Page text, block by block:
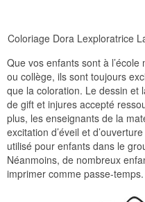
Coloriage Dora Lexploratrice
Que vos enfants sont à
ou collège, ils sont toujours
que la coloration. Le dessin et
de gift et injures accepté
plus, les enseignants de la
excitation d’éveil et
utilisé pour enfants dans le
Néanmoins, de nombreux
imprimer comme passe-temps.